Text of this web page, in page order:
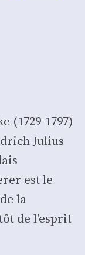
(1729-1797)
Julius
est le
la
de l'esprit